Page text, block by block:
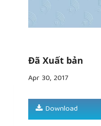
Đã Xuất bản
Apr 30, 2017
Download